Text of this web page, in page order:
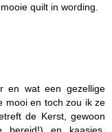
quilt in wording.
en wat een gezellige
mooi en toch zou ik ze
de Kerst, gewoon